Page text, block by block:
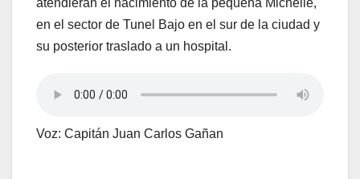
atendieran el nacimiento de la pequeña Michelle,
en el sector de Tunel Bajo en el sur de la ciudad y
su posterior traslado a un hospital.
Voz: Capitán Juan Carlos Gañan